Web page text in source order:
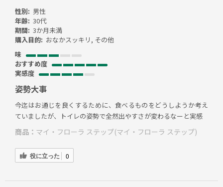
性別: 男性
年齢: 30代
期間: 3か月未満
購入目的: おなかスッキリ, その他
味
おすすめ度
実感度
姿勢大事
今迄はお通じを良くするために、食べるものをどうしようか考え
ていましたが、トイレの姿勢で全然出やすさが変わるなーと実感
商品： マイ・フローラ ステップ(マイ・フローラ ステップ)
役に立った 0